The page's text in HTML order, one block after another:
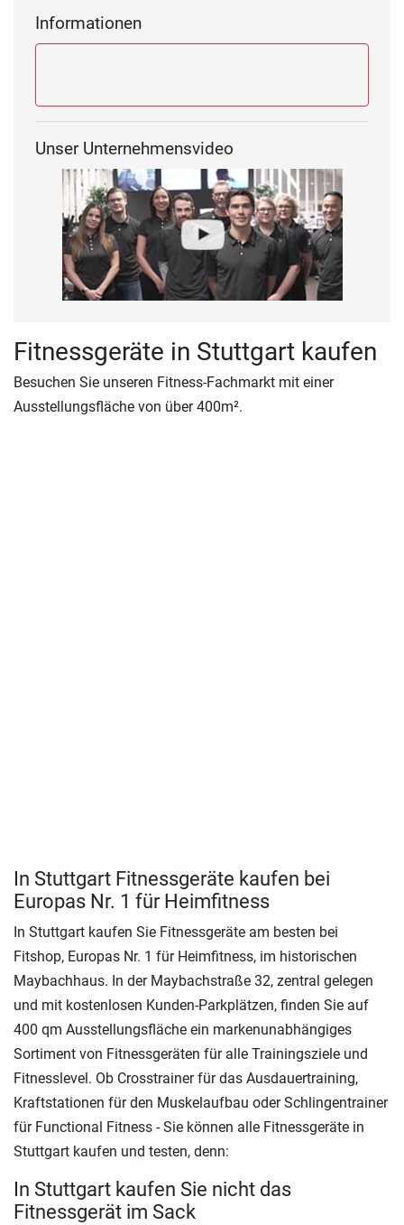
Informationen
Unser Unternehmensvideo
Fitnessgeräte in Stuttgart kaufen
Besuchen Sie unseren Fitness-Fachmarkt mit einer
Ausstellungsfläche von über 400m².
In Stuttgart Fitnessgeräte kaufen bei
Europas Nr. 1 für Heimfitness
In Stuttgart kaufen Sie Fitnessgeräte am besten bei
Fitshop, Europas Nr. 1 für Heimfitness, im historischen
Maybachhaus. In der Maybachstraße 32, zentral gelegen
und mit kostenlosen Kunden-Parkplätzen, finden Sie auf
400 qm Ausstellungsfläche ein markenunabhängiges
Sortiment von Fitnessgeräten für alle Trainingsziele und
Fitnesslevel. Ob Crosstrainer für das Ausdauertraining,
Kraftstationen für den Muskelaufbau oder Schlingentrainer
für Functional Fitness - Sie können alle Fitnessgeräte in
Stuttgart kaufen und testen, denn:
In Stuttgart kaufen Sie nicht das
Fitnessgerät im Sack